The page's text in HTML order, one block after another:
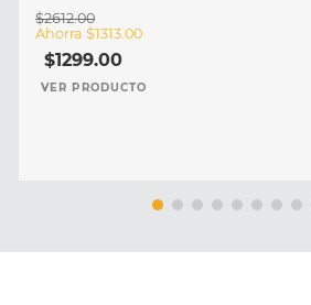
$2612.00
Ahorra $1313.00
$1299.00
VER PRODUCTO